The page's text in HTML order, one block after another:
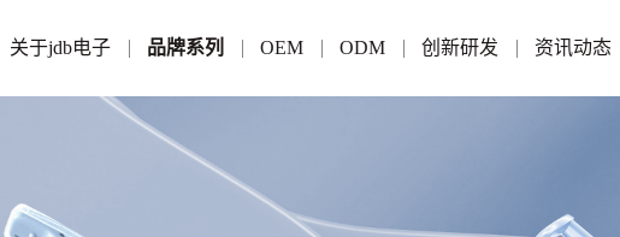
关于jdb电子 品牌系列 OEM ODM 创新研发 资讯动态